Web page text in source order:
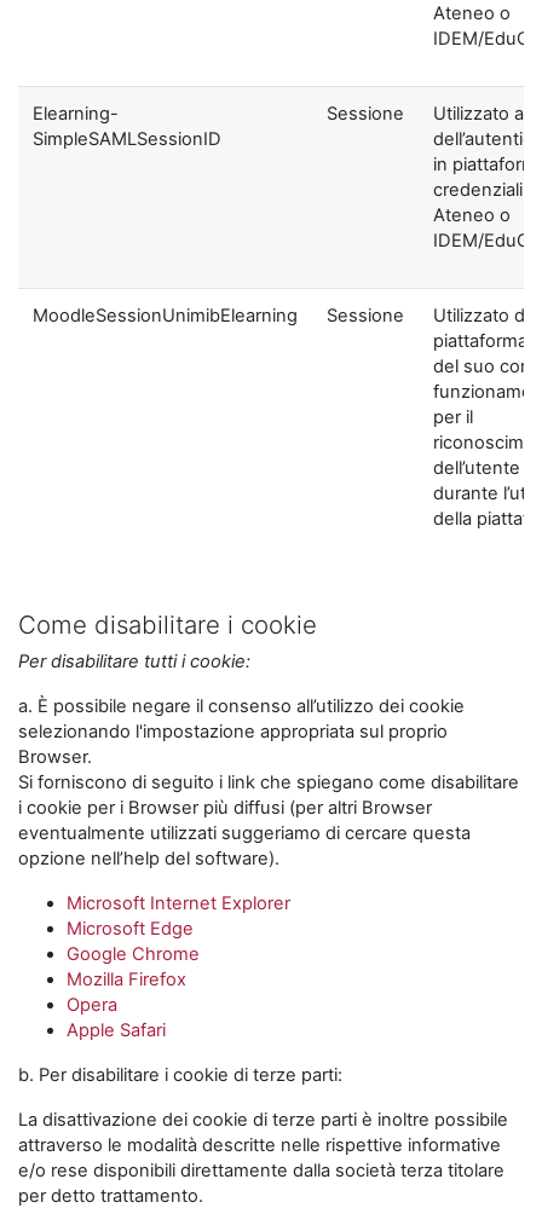
Ateneo o
IDEM/
Elearning-
SimpleSAMLSessionID
Sessione
Utilizzato ai
in
credenziali di
Ateneo o
IDEM/
MoodleSessionUnimibElearning Sessione
Utilizzato
piattaforma
del suo
per il
dell’utente
durante
della
Come disabilitare i cookie
Per disabilitare tutti i cookie:
a. È possibile negare il consenso all’utilizzo dei cookie
selezionando l'impostazione appropriata sul proprio
Browser.
Si forniscono di seguito i link che spiegano come disabilitare
i cookie per i Browser più diffusi (per altri Browser
eventualmente utilizzati suggeriamo di cercare questa
opzione nell’help del software).
Microsoft Internet Explorer
Microsoft Edge
Google Chrome
Mozilla Firefox
Opera
Apple Safari
b. Per disabilitare i cookie di terze parti:
La disattivazione dei cookie di terze parti è inoltre possibile
attraverso le modalità descritte nelle rispettive informative
e/o rese disponibili direttamente dalla società terza titolare
per detto trattamento.